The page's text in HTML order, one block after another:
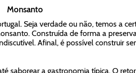
Monsanto
Seja verdade ou não, temos a
Construída de forma a
Afinal, é possível construir
saborear a gastronomia típica. O